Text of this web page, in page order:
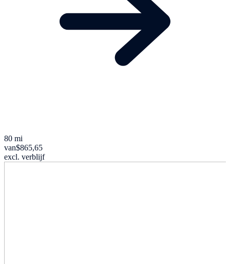
80 mi
van$865,65
excl. verblijf